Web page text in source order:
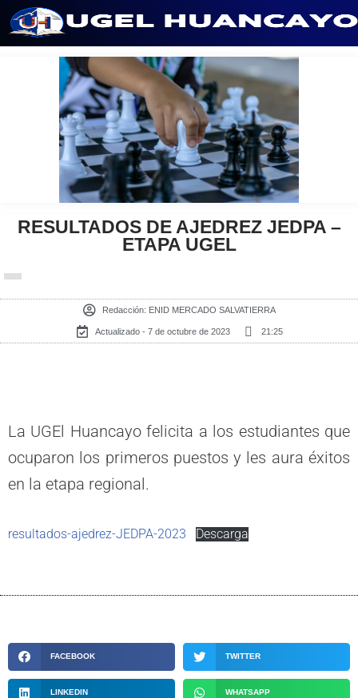
RESULTADOS DE AJEDREZ JEDPA –
ETAPA UGEL
Redacción: ENID MERCADO SALVATIERRA
Actualizado - 7 de octubre de 2023 21:25
La UGEl Huancayo felicita a los estudiantes que
ocuparon los primeros puestos y les aura éxitos
en la etapa regional.
resultados-ajedrez-JEDPA-2023 Descarga
FACEBOOK TWITTER
LINKEDIN WHATSAPP